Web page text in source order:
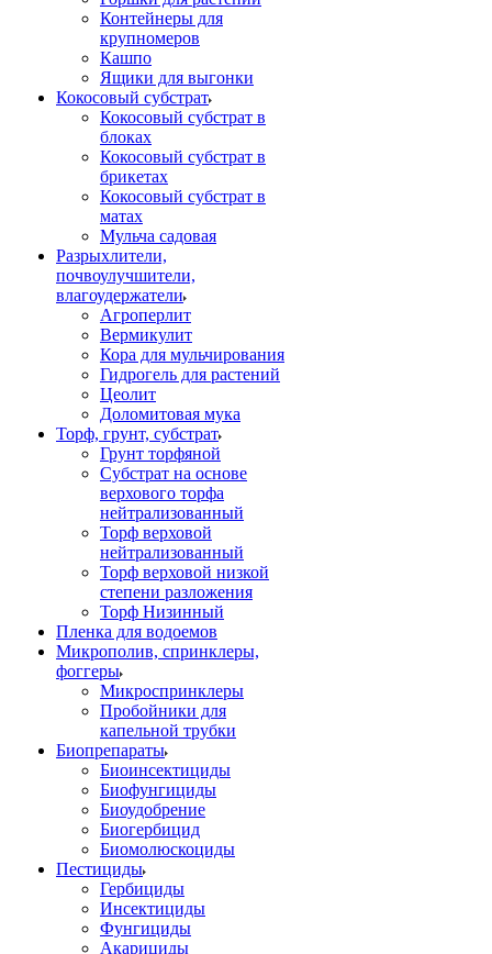
Контейнеры для
крупномеров
Кашпо
Ящики для выгонки
Кокосовый субстрат
Кокосовый субстрат в
блоках
Кокосовый субстрат в
брикетах
Кокосовый субстрат в
матах
Мульча садовая
Разрыхлители,
почвоулучшители,
влагоудержатели
Агроперлит
Вермикулит
Кора для мульчирования
Гидрогель для растений
Цеолит
Доломитовая мука
Торф, грунт, субстрат
Грунт торфяной
Субстрат на основе
верхового торфа
нейтрализованный
Торф верховой
нейтрализованный
Торф верховой низкой
степени разложения
Торф Низинный
Пленка для водоемов
Микрополив, спринклеры,
фоггеры
Микроспринклеры
Пробойники для
капельной трубки
Биопрепараты
Биоинсектициды
Биофунгициды
Биоудобрение
Биогербицид
Биомолюскоциды
Пестициды
Гербициды
Инсектициды
Фунгициды
Акарициды